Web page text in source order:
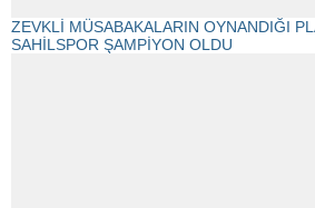
ZEVKLİ MÜSABAKALARIN OYNANDIĞI
SAHİLSPOR ŞAMPİYON OLDU